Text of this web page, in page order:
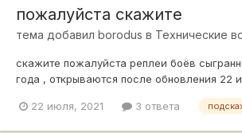
пожалуйста скажите
тема добавил borodus в Технические
скажите пожалуйста реплеи боёв
года , открываются после обновления 22
22 июля, 2021 3 ответа